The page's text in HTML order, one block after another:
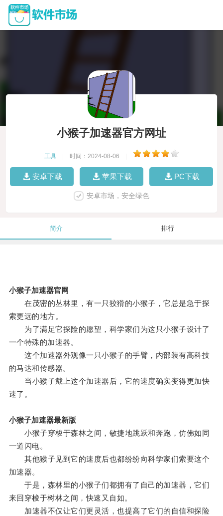
小猴子加速器官方网址
工具 时间：2024-08-06
安卓下载 苹果下载 PC下载
安卓市场，安全绿色
简介 排行
小猴子加速器官网
在茂密的丛林里，有一只狡猾的小猴子，它总是急于探
索更远的地方。
为了满足它探险的愿望，科学家们为这只小猴子设计了
一个特殊的加速器。
这个加速器外观像一只小猴子的手臂，内部装有高科技
的马达和传感器。
当小猴子戴上这个加速器后，它的速度确实变得更加快
速了。
小猴子加速器最新版
小猴子穿梭于森林之间，敏捷地跳跃和奔跑，仿佛如同
一道闪电。
其他猴子见到它的速度后也都纷纷向科学家们索要这个
加速器。
于是，森林里的小猴子们都拥有了自己的加速器，它们
来回穿梭于树林之间，快速又自如。
加速器不仅让它们更灵活，也提高了它们的自信和探险